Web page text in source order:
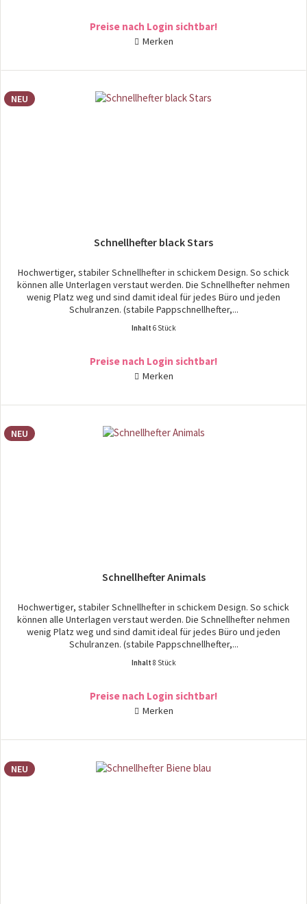
Preise nach Login sichtbar!
Merken
NEU
Schnellhefter black Stars
Hochwertiger, stabiler Schnellhefter in schickem Design. So schick
können alle Unterlagen verstaut werden. Die Schnellhefter nehmen
wenig Platz weg und sind damit ideal für jedes Büro und jeden
Schulranzen. (stabile Pappschnellhefter,...
Inhalt 6 Stück
Preise nach Login sichtbar!
Merken
NEU
Schnellhefter Animals
Hochwertiger, stabiler Schnellhefter in schickem Design. So schick
können alle Unterlagen verstaut werden. Die Schnellhefter nehmen
wenig Platz weg und sind damit ideal für jedes Büro und jeden
Schulranzen. (stabile Pappschnellhefter,...
Inhalt 8 Stück
Preise nach Login sichtbar!
Merken
NEU